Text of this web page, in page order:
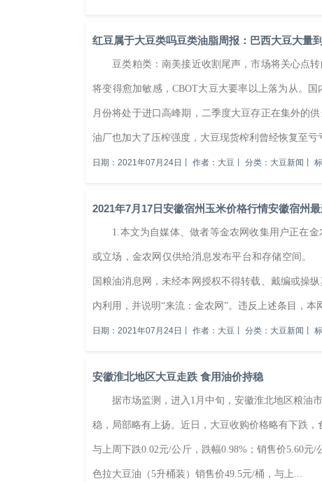
红豆属于大豆类吗豆类油脂周报：巴西大豆大量
豆类粕类：南美接近收割尾声，市场将关心点转
将变得愈加敏感，CBOT大豆大要率以上落为从。
月份将处于进口高峰期，二季度大豆存正在集外的
油厂也加大了压榨强度，大豆现货榨利曾经恢复至
日期：2021年07月24日 作者：大豆 分类：大豆新闻
2021年7月17日安徽宿州玉米价格行情安徽宿州
1.本文为自媒体、做者等金农网收集用户正在金
或立场，金农网仅供给消息发布平台和存储空间
国粮油消息网，未经本网授权不得转载、戴编或操
内利用，并说明“来流：金农网”。违反上述条目
日期：2021年07月24日 作者：大豆 分类：大豆新闻
安徽淮北地区大豆走跌 食用油价持稳
据市场监测，进入1月中旬，安徽淮北地区粮油市
稳，局部略有上扬。近日，大豆收购价格略有下跌
与上周下跌0.02元/公斤，跌幅0.98%；销售价5.60
色拉大豆油（5升桶装）销售价49.5元/桶，与上...